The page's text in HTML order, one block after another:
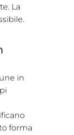
La
in
forma